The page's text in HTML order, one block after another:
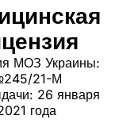
МОЗ Украины:
21-М
26 января
года